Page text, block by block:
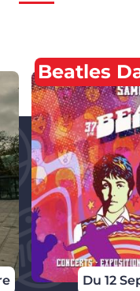
Du 12
Beatles